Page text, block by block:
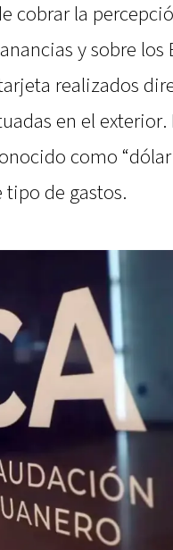
cobrar la
y sobre los
realizados
en el exterior.
como
tipo de gastos.